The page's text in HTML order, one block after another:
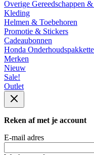
Overige Gereedschappen
Kleding
Helmen & Toebehoren
Promotie & Stickers
Cadeaubonnen
Honda
Merken
Nieuw
Sale!
Outlet
Reken af met je account
E-mail adres